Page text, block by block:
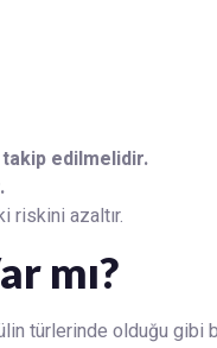
edilmelidir.
riskini azaltır.
mı?
türlerinde olduğu gibi